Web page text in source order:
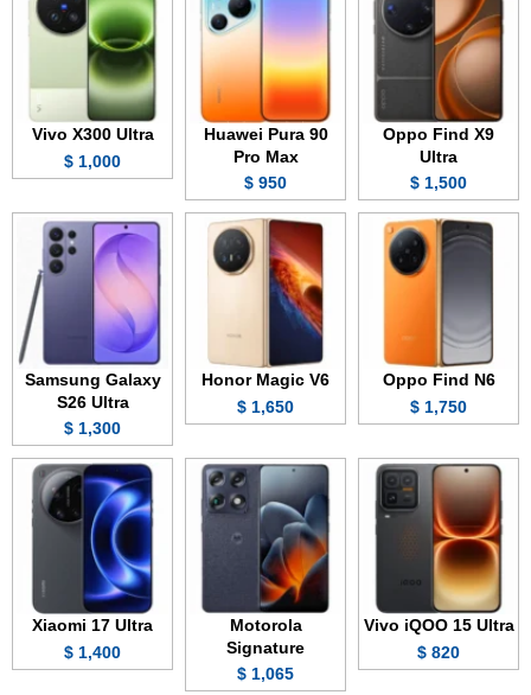
Oppo Find X9
Ultra
1,500 $
Huawei Pura 90
Pro Max
950 $
Vivo X300 Ultra
1,000 $
Oppo Find N6
1,750 $
Honor Magic V6
1,650 $
Samsung Galaxy
S26 Ultra
1,300 $
Vivo iQOO 15 Ultra
820 $
Motorola
Signature
1,065 $
Xiaomi 17 Ultra
1,400 $